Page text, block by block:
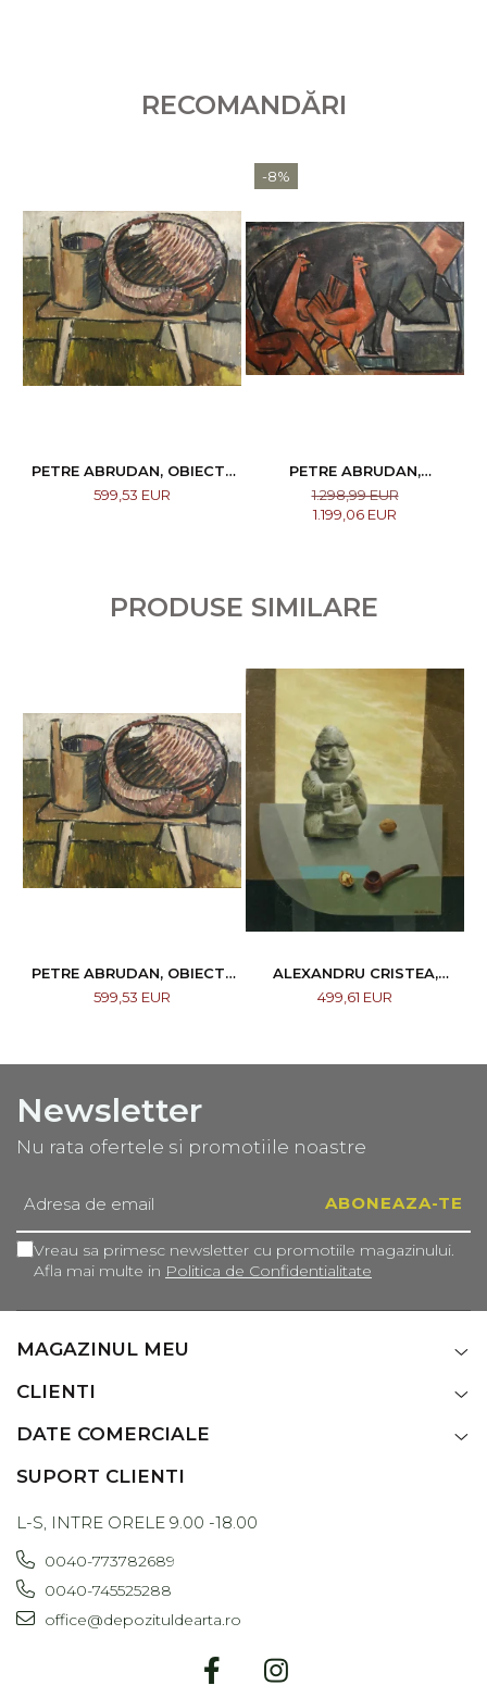
RECOMANDĂRI
PETRE ABRUDAN, OBIECTE
CASNICE, 1967
599,53 EUR
-8%
PETRE ABRUDAN,
NESĂTULUL, 1965
1.298,99 EUR
1.199,06 EUR
PRODUSE SIMILARE
PETRE ABRUDAN, OBIECTE
CASNICE, 1967
599,53 EUR
ALEXANDRU CRISTEA,
COMPOZIȚIE
499,61 EUR
Newsletter
Nu rata ofertele si promotiile noastre
Vreau sa primesc newsletter cu promotiile magazinului.
Afla mai multe in Politica de Confidentialitate
MAGAZINUL MEU
CLIENTI
DATE COMERCIALE
SUPORT CLIENTI
L-S, INTRE ORELE 9.00 -18.00
0040-773782689
0040-745525288
office@depozituldearta.ro